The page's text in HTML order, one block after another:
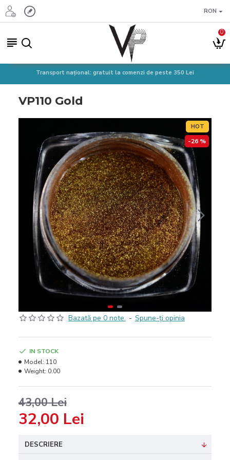
RON
0
Transport național: gratuit la comenzi de peste 350 Lei
VP110 Gold
HOT
-26 %
Bazată pe 0 note. - Spune-ţi opinia
32,00 Lei
43,00 Lei
IN STOCK
Model: 110
Weight: 0.00
DESCRIERE